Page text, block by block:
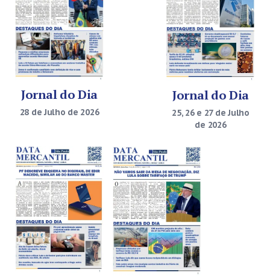
Jornal do Dia
28 de Julho de 2026
Jornal do Dia
25, 26 e 27 de Julho
de 2026